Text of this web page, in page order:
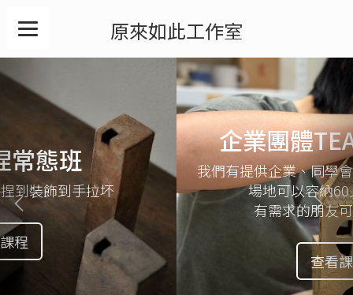
原來如此工作室
企業團體TEAMBUILDING
我們有提供企業、同學會、家族聚會的團體課唷！
場地可以容納60人(1F)、20人(2F)
有需求的朋友可以聯繫我們唷！
查看課程詳情